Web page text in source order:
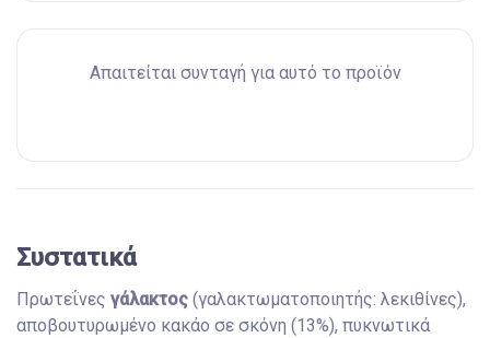
Απαιτείται συνταγή για αυτό το προϊόν
Συστατικά
Πρωτεΐνες γάλακτος (γαλακτωματοποιητής: λεκιθίνες),
αποβουτυρωμένο κακάο σε σκόνη (13%), πυκνωτικά